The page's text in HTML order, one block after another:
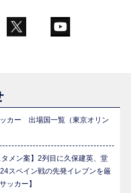
カー 出場国一覧（東京オリン
タメン案】2列目に久保建英、堂
スペイン戦の先発イレブンを厳
ッカー】